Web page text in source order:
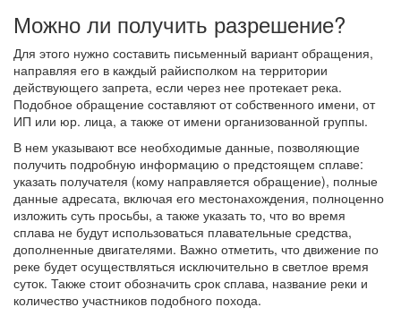
Можно ли получить разрешение?
Для этого нужно составить письменный вариант обращения,
направляя его в каждый райисполком на территории
действующего запрета, если через нее протекает река.
Подобное обращение составляют от собственного имени, от
ИП или юр. лица, а также от имени организованной группы.
В нем указывают все необходимые данные, позволяющие
получить подробную информацию о предстоящем сплаве:
указать получателя (кому направляется обращение), полные
данные адресата, включая его местонахождения, полноценно
изложить суть просьбы, а также указать то, что во время
сплава не будут использоваться плавательные средства,
дополненные двигателями. Важно отметить, что движение по
реке будет осуществляться исключительно в светлое время
суток. Также стоит обозначить срок сплава, название реки и
количество участников подобного похода.